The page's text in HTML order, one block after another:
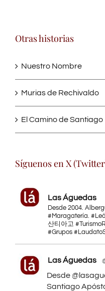
Otras historias
Nuestro Nombre
Murias de Rechivaldo
El Camino de Santiago
Síguenos en X
Las Águedas
Desde 2004.
#Maragatería.
산티아고
#Grupos
Las Águedas
Desde
Santiago